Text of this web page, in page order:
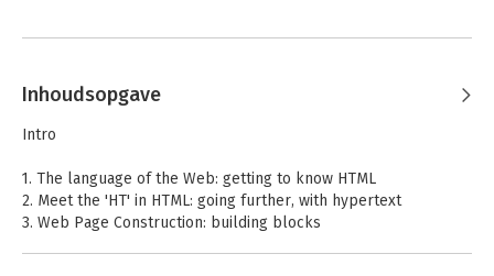
Inhoudsopgave
Intro
1. The language of the Web: getting to know HTML
2. Meet the 'HT' in HTML: going further, with hypertext
3. Web Page Construction: building blocks